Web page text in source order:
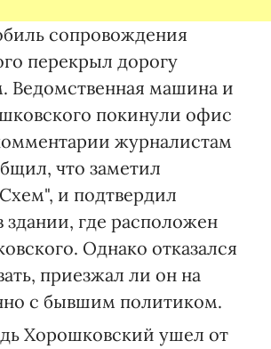
сопровождения
перекрыл дорогу
Ведомственная машина и
покинули офис
журналистам
что заметил
и подтвердил
здании, где расположен
Однако отказался
приезжал ли он на
с бывшим политиком.
Хорошковский ушел от